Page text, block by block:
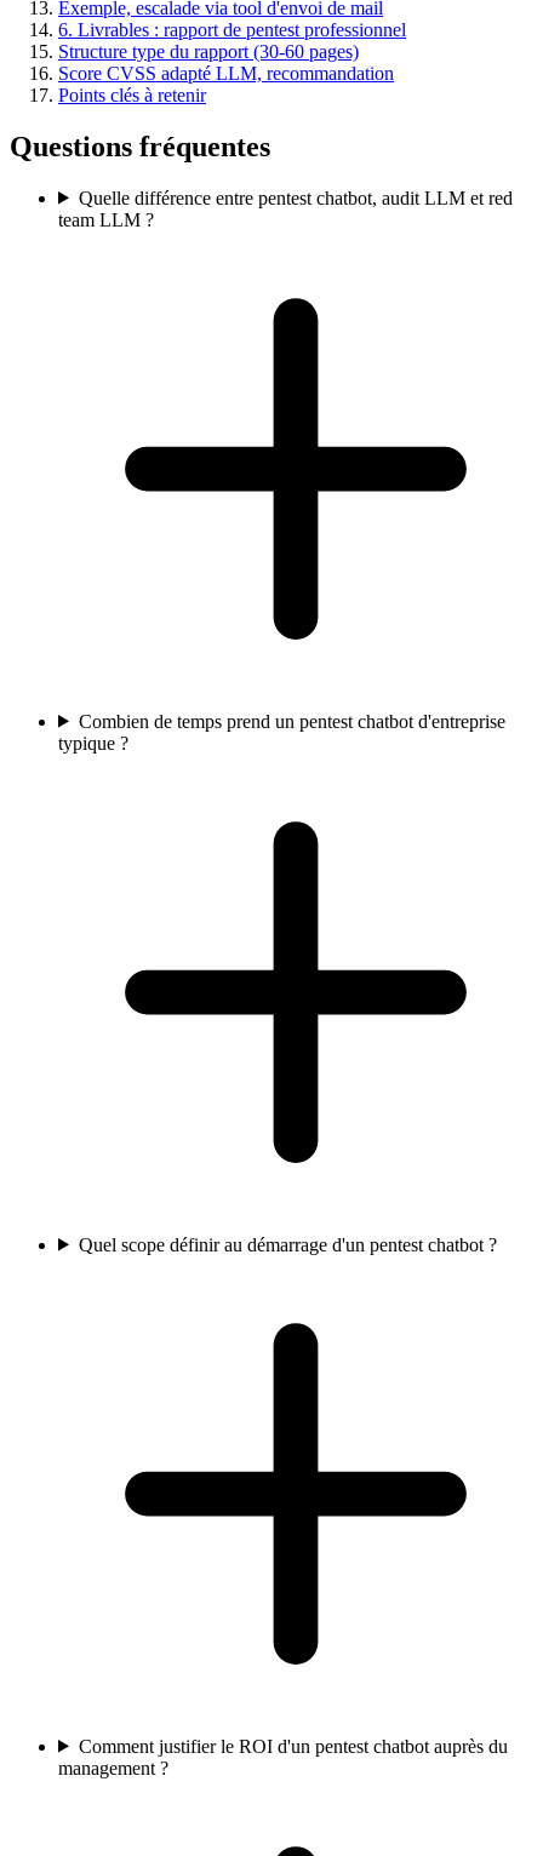
Exemple, escalade via tool d'envoi de mail
6. Livrables : rapport de pentest professionnel
Structure type du rapport (30-60 pages)
Score CVSS adapté LLM, recommandation
Points clés à retenir
Questions fréquentes
Quelle différence entre pentest chatbot, audit LLM et red
team LLM ?
Combien de temps prend un pentest chatbot d'entreprise
typique ?
Quel scope définir au démarrage d'un pentest chatbot ?
Comment justifier le ROI d'un pentest chatbot auprès du
management ?